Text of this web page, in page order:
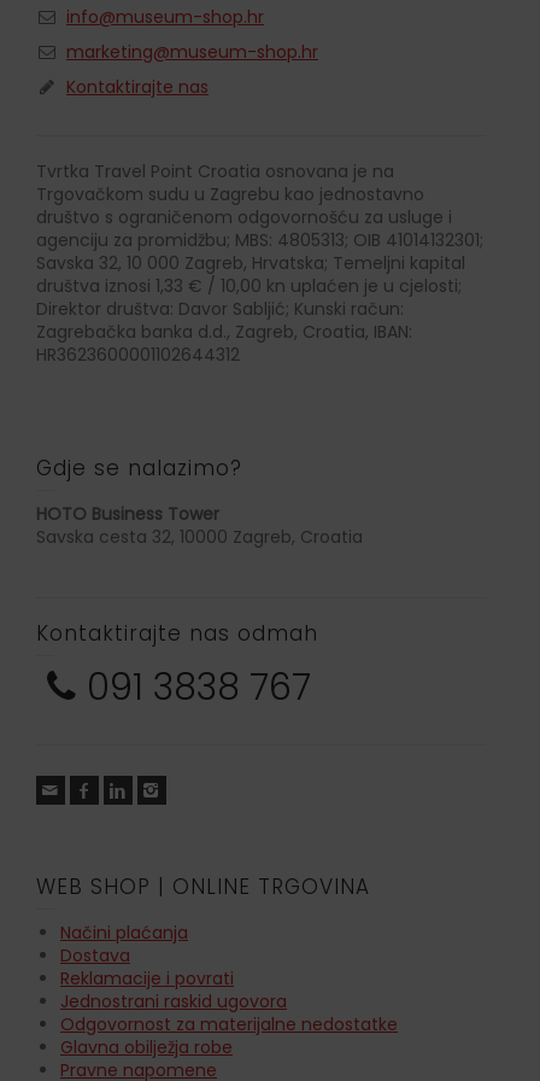
info@museum-shop.hr
marketing@museum-shop.hr
Kontaktirajte nas
Tvrtka Travel Point Croatia osnovana je na
Trgovačkom sudu u Zagrebu kao jednostavno
društvo s ograničenom odgovornošću za usluge i
agenciju za promidžbu; MBS: 4805313; OIB 41014132301;
Savska 32, 10 000 Zagreb, Hrvatska; Temeljni kapital
društva iznosi 1,33 € / 10,00 kn uplaćen je u cjelosti;
Direktor društva: Davor Sabljić; Kunski račun:
Zagrebačka banka d.d., Zagreb, Croatia, IBAN:
HR3623600001102644312
Gdje se nalazimo?
HOTO Business Tower
Savska cesta 32, 10000 Zagreb, Croatia
Kontaktirajte nas odmah
091 3838 767
WEB SHOP | ONLINE TRGOVINA
Načini plaćanja
Dostava
Reklamacije i povrati
Jednostrani raskid ugovora
Odgovornost za materijalne nedostatke
Glavna obilježja robe
Pravne napomene